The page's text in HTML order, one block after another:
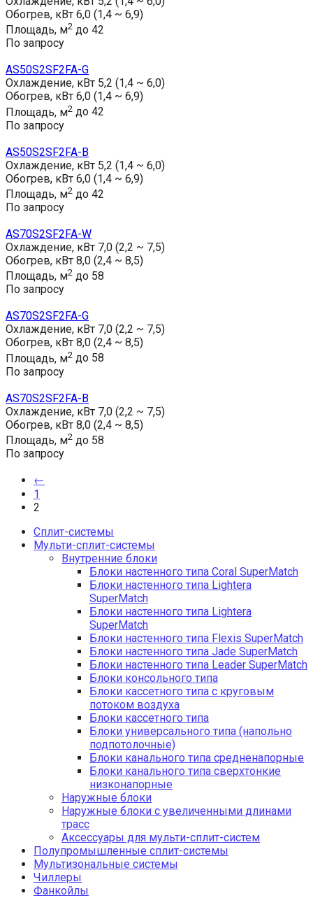
Обогрев, кВт 6,0 (1,4 ~ 6,9)
Площадь, м2 до 42
По запросу
AS50S2SF2FA-G
Охлаждение, кВт 5,2 (1,4 ~ 6,0)
Обогрев, кВт 6,0 (1,4 ~ 6,9)
Площадь, м2 до 42
По запросу
AS50S2SF2FA-B
Охлаждение, кВт 5,2 (1,4 ~ 6,0)
Обогрев, кВт 6,0 (1,4 ~ 6,9)
Площадь, м2 до 42
По запросу
AS70S2SF2FA-W
Охлаждение, кВт 7,0 (2,2 ~ 7,5)
Обогрев, кВт 8,0 (2,4 ~ 8,5)
Площадь, м2 до 58
По запросу
AS70S2SF2FA-G
Охлаждение, кВт 7,0 (2,2 ~ 7,5)
Обогрев, кВт 8,0 (2,4 ~ 8,5)
Площадь, м2 до 58
По запросу
AS70S2SF2FA-B
Охлаждение, кВт 7,0 (2,2 ~ 7,5)
Обогрев, кВт 8,0 (2,4 ~ 8,5)
Площадь, м2 до 58
По запросу
←
1
2
Сплит-системы
Мульти-сплит-системы
Внутренние блоки
Блоки настенного типа Coral SuperMatch
Блоки настенного типа Lightera
SuperMatch
Блоки настенного типа Lightera
SuperMatch
Блоки настенного типа Flexis SuperMatch
Блоки настенного типа Jade SuperMatch
Блоки настенного типа Leader SuperMatch
Блоки консольного типа
Блоки кассетного типа с круговым
потоком воздуха
Блоки кассетного типа
Блоки универсального типа (напольно
подпотолочные)
Блоки канального типа средненапорные
Блоки канального типа сверхтонкие
низконапорные
Наружные блоки
Наружные блоки с увеличенными длинами
трасс
Аксессуары для мульти-сплит-систем
Полупромышленные сплит-системы
Мультизональные системы
Чиллеры
Фанкойлы